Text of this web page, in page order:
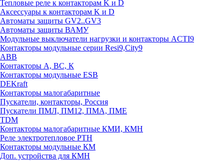
Тепловые реле к контакторам K и D
Аксессуары к контакторам K и D
Автоматы защиты GV2..GV3
Автоматы защиты ВАМУ
Модульные выключатели нагрузки и контакторы ACTI9
Контакторы модульные серии Resi9,City9
ABB
Контакторы А, ВС, К
Контакторы модульные ESB
DEKraft
Контакторы малогабаритные
Пускатели, контакторы, Россия
Пускатели ПМЛ, ПМ12, ПМА, ПМЕ
TDM
Контакторы малогабаритные КМИ, КМН
Реле электротепловое РТН
Контакторы модульные КМ
Доп. устройства для КМН